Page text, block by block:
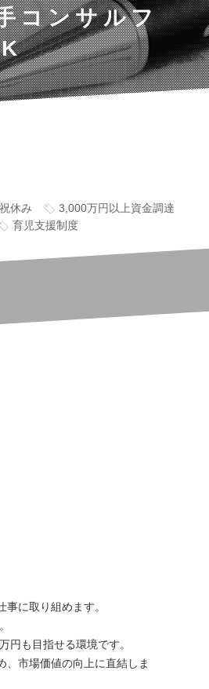
コンサルフ
休み
3,000万円以上資金調達
育児支援制度
に取り組めます。
円も目指せる環境です。
、市場価値の向上に直結しま